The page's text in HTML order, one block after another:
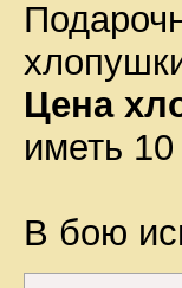
Цена
иметь
В бою